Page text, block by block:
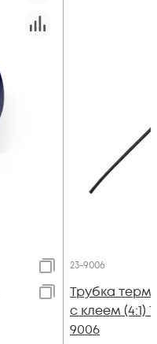
23-9006
Трубка
с клеем (4:1)
9006